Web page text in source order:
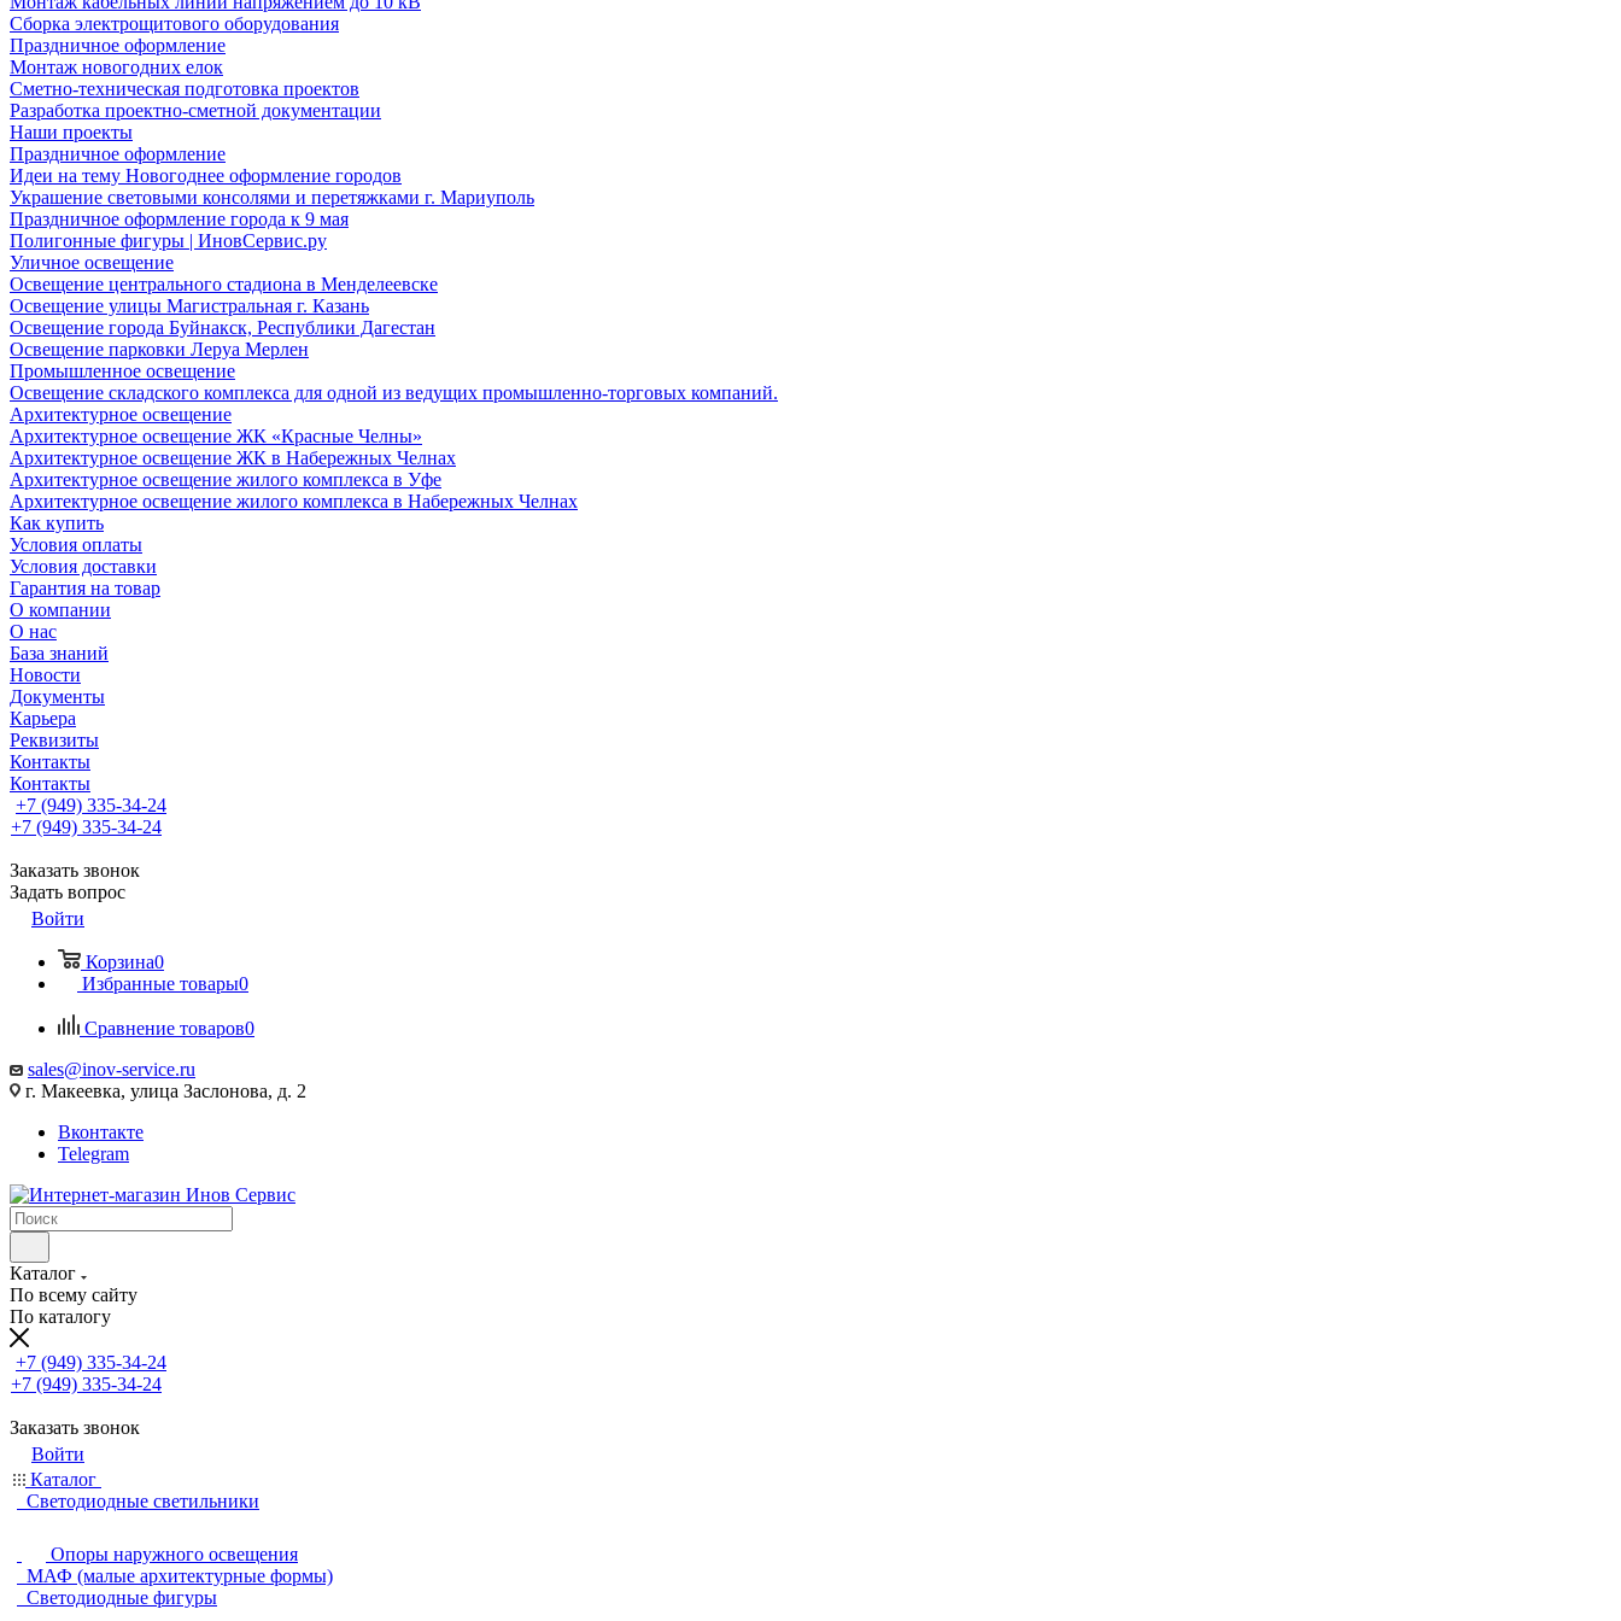
Сборка электрощитового оборудования
Праздничное оформление
Монтаж новогодних елок
Сметно-техническая подготовка проектов
Разработка проектно-сметной документации
Наши проекты
Праздничное оформление
Идеи на тему Новогоднее оформление городов
Украшение световыми консолями и перетяжками г. Мариуполь
Праздничное оформление города к 9 мая
Полигонные фигуры | ИновСервис.ру
Уличное освещение
Освещение центрального стадиона в Менделеевске
Освещение улицы Магистральная г. Казань
Освещение города Буйнакск, Республики Дагестан
Освещение парковки Леруа Мерлен
Промышленное освещение
Освещение складского комплекса для одной из ведущих промышленно-торговых компаний.
Архитектурное освещение
Архитектурное освещение ЖК «Красные Челны»
Архитектурное освещение ЖК в Набережных Челнах
Архитектурное освещение жилого комплекса в Уфе
Архитектурное освещение жилого комплекса в Набережных Челнах
Как купить
Условия оплаты
Условия доставки
Гарантия на товар
О компании
О нас
База знаний
Новости
Документы
Карьера
Реквизиты
Контакты
Контакты
+7 (949) 335-34-24
+7 (949) 335-34-24
Заказать звонок
Задать вопрос
Войти
Корзина0
Избранные товары0
Сравнение товаров0
sales@inov-service.ru
г. Макеевка, улица Заслонова, д. 2
Вконтакте
Telegram
Каталог
По всему сайту
По каталогу
+7 (949) 335-34-24
+7 (949) 335-34-24
Заказать звонок
Войти
Каталог
Светодиодные светильники
Опоры наружного освещения
МАФ (малые архитектурные формы)
Светодиодные фигуры